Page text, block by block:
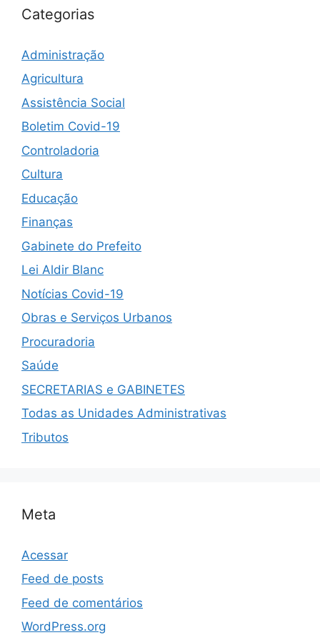
Categorias
Administração
Agricultura
Assistência Social
Boletim Covid-19
Controladoria
Cultura
Educação
Finanças
Gabinete do Prefeito
Lei Aldir Blanc
Notícias Covid-19
Obras e Serviços Urbanos
Procuradoria
Saúde
SECRETARIAS e GABINETES
Todas as Unidades Administrativas
Tributos
Meta
Acessar
Feed de posts
Feed de comentários
WordPress.org